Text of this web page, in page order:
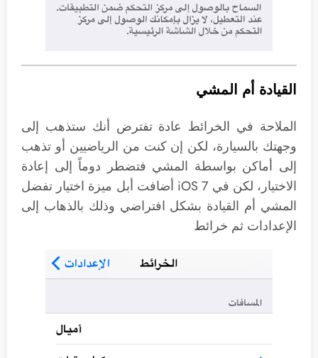
القيادة أم المشي
الملاحة في الخرائط عادة تفترض أنك ستذهب إلى
وجهتك بالسيارة، لكن إن كنت من الرياضيين أو تذهب
إلى أماكن بواسطة المشي فتضطر دوماً إلى إعادة
الاختيار، لكن في iOS 7 أضافت أبل ميزة اختيار تفضل
المشي أم القيادة بشكل افتراضي وذلك بالذهاب إلى
الإعدادات ثم خرائط